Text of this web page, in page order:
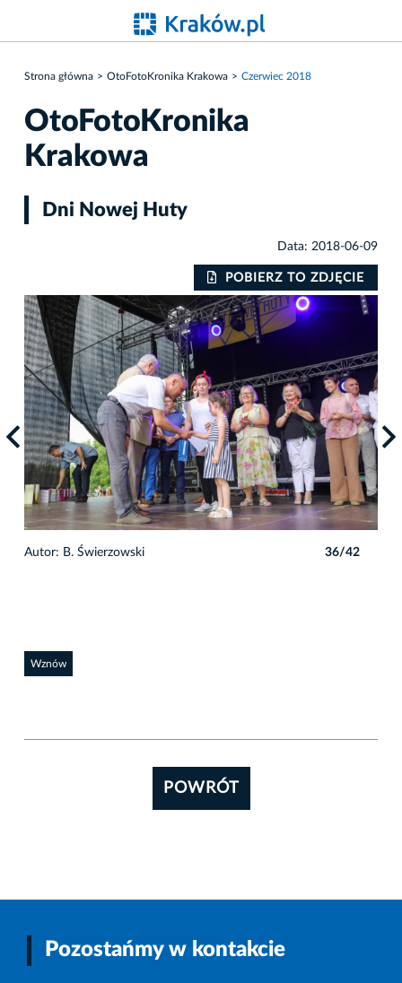
Strona główna OtoFotoKronika Krakowa Czerwiec 2018
OtoFotoKronika
Krakowa
Dni Nowej Huty
Data: 2018-06-09
POBIERZ TO ZDJĘCIE
Autor: B. Świerzowski 36/42
Wznów
POWRÓT
Pozostańmy w kontakcie